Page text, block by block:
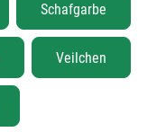
Schafgarbe
Veilchen